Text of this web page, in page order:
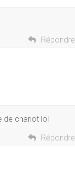
Répondre
de chariot lol
Répondre